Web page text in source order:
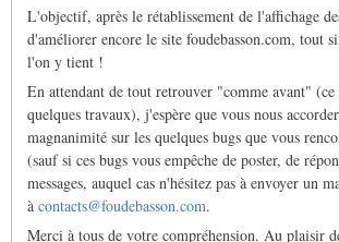
L'objectif, après le rétablissement de l'affichage
d'améliorer encore le site foudebasson.com, tout
l'on y tient !
En attendant de tout retrouver "comme avant"
quelques travaux), j'espère que vous nous
magnanimité sur les quelques bugs que vous
(sauf si ces bugs vous empêche de poster, de
messages, auquel cas n'hésitez pas à envoyer un
à contacts@foudebasson.com.
Merci à tous de votre compréhension. Au plaisir